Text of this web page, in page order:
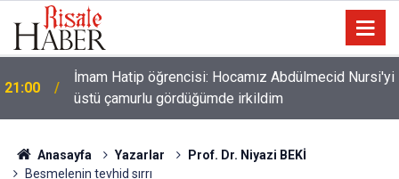
21:00
İmam Hatip öğrencisi: Hocamız Abdülmecid Nursi'yi
üstü çamurlu gördüğümde irkildim
Anasayfa Yazarlar
Prof. Dr. Niyazi BEKİ
Besmelenin tevhid sırrı